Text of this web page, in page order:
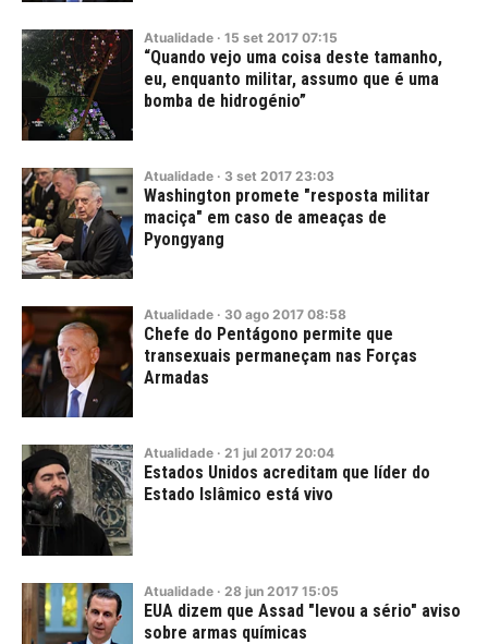
Atualidade · 15 set 2017 07:15
“Quando vejo uma coisa deste tamanho,
eu, enquanto militar, assumo que é uma
bomba de hidrogénio”
Atualidade · 3 set 2017 23:03
Washington promete "resposta militar
maciça" em caso de ameaças de
Pyongyang
Atualidade · 30 ago 2017 08:58
Chefe do Pentágono permite que
transexuais permaneçam nas Forças
Armadas
Atualidade · 21 jul 2017 20:04
Estados Unidos acreditam que líder do
Estado Islâmico está vivo
Atualidade · 28 jun 2017 15:05
EUA dizem que Assad "levou a sério" aviso
sobre armas químicas